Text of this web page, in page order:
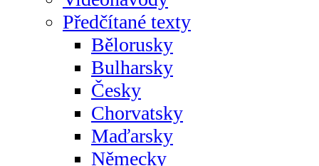
Předčítané texty
Bělorusky
Bulharsky
Česky
Chorvatsky
Maďarsky
Německy